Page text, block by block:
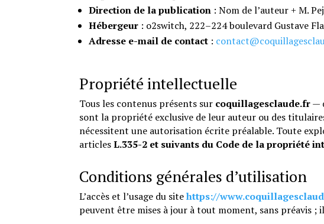
Direction de la publication : Nom de l’auteur + M.
Hébergeur : o2switch, 222–224 boulevard Gustave
Adresse e-mail de contact :
Propriété intellectuelle
Tous les contenus présents sur coquillagesclaude.fr—
sont la propriété exclusive de leur auteur ou des
nécessitent une autorisation écrite préalable. Toute
articlesL.335-2 et suivants du Code de la propriété
Conditions générales d’utilisation
L’accès et l’usage du sitehttps://
peuvent être mises à jour à tout moment, sans préavis